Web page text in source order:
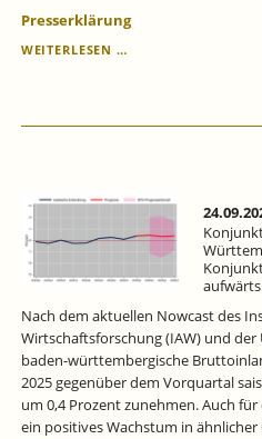
Presserklärung
WEITERLESEN …
STAATLICHER
FÖRDERUNG.
Nach dem aktuellen Nowcast des
Wirtschaftsforschung (IAW) und
baden-württembergische
2025 gegenüber dem Vorquartal
um 0,4 Prozent zunehmen. Auch
ein positives Wachstum in